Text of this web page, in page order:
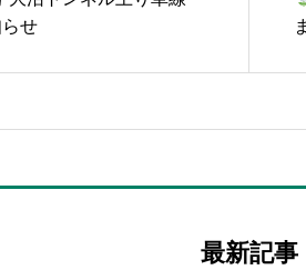
せ
最新記事